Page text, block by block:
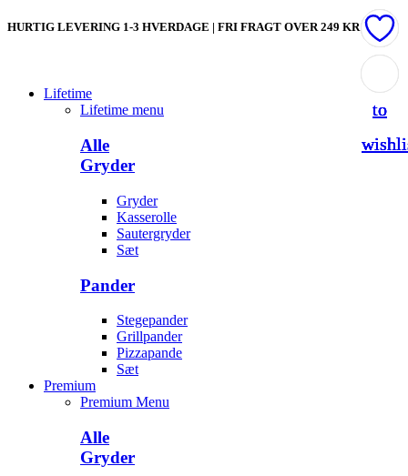
HURTIG LEVERING 1-3 HVERDAGE | FRI FRAGT OVER 249 KR
Lifetime
Lifetime menu
Alle
Gryder
Gryder
Kasserolle
Sautergryder
Sæt
Pander
Stegepander
Grillpander
Pizzapande
Sæt
Premium
Premium Menu
Alle
Gryder
to
to
to
to